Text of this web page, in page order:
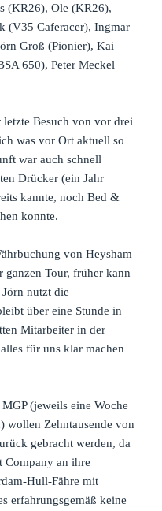
(KR26), Ole (KR26),
(V35 Caferacer), Ingmar
Groß (Pionier), Kai
650), Peter Meckel
Besuch von vor drei
was vor Ort aktuell so
war auch schnell
Drücker (ein Jahr
kannte, noch Bed &
konnte.
von Heysham
ganzen Tour, früher kann
nutzt die
über eine Stunde in
Mitarbeiter in der
für uns klar machen
(jeweils eine Woche
wollen Zehntausende von
gebracht werden, da
Company an ihre
Hull-Fähre mit
erfahrungsgemäß keine